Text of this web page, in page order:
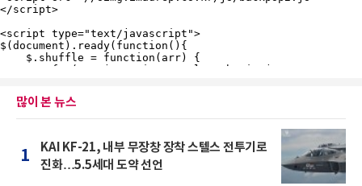
많이 본 뉴스
1
KAI KF-21, 내부 무장창 장착 스텔스 전투기로
진화…5.5세대 도약 선언